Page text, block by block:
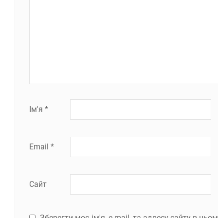
Ім'я *
Email *
Сайт